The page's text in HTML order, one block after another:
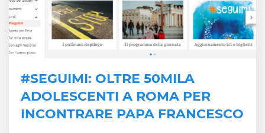
#SEGUIMI: OLTRE 50MILA
ADOLESCENTI A ROMA PER
INCONTRARE PAPA FRANCESCO